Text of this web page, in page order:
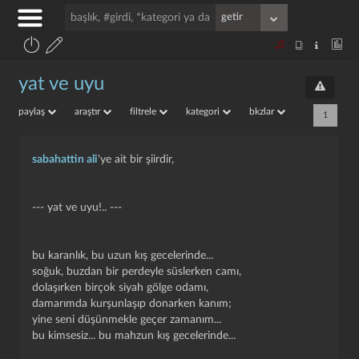
yat ve uyu
paylaş araştır filtrele kategori bkzlar 1
sabahattin ali'ye ait bir şiirdir,
--- yat ve uyu!.. ---
bu karanlık, bu uzun kış gecelerinde...
soğuk, buzdan bir perdeyle süslerken camı,
dolaşırken birçok siyah gölge odamı,
damarımda kurşunlaşıp donarken kanım;
yine seni düşünmekle geçer zamanım...
bu kimsesiz... bu mahzun kış gecelerinde...